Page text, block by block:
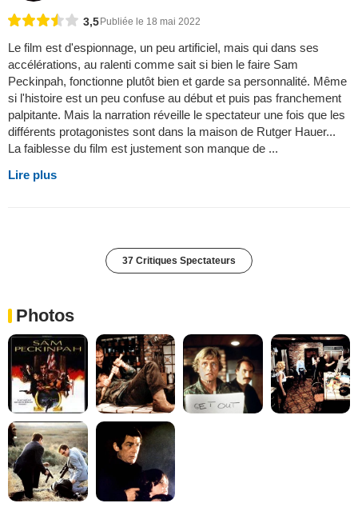
3,5Publiée le 18 mai 2022
Le film est d'espionnage, un peu artificiel, mais qui dans ses
accélérations, au ralenti comme sait si bien le faire Sam
Peckinpah, fonctionne plutôt bien et garde sa personnalité. Même
si l'histoire est un peu confuse au début et puis pas franchement
palpitante. Mais la narration réveille le spectateur une fois que les
différents protagonistes sont dans la maison de Rutger Hauer...
La faiblesse du film est justement son manque de ...
Lire plus
37 Critiques Spectateurs
Photos